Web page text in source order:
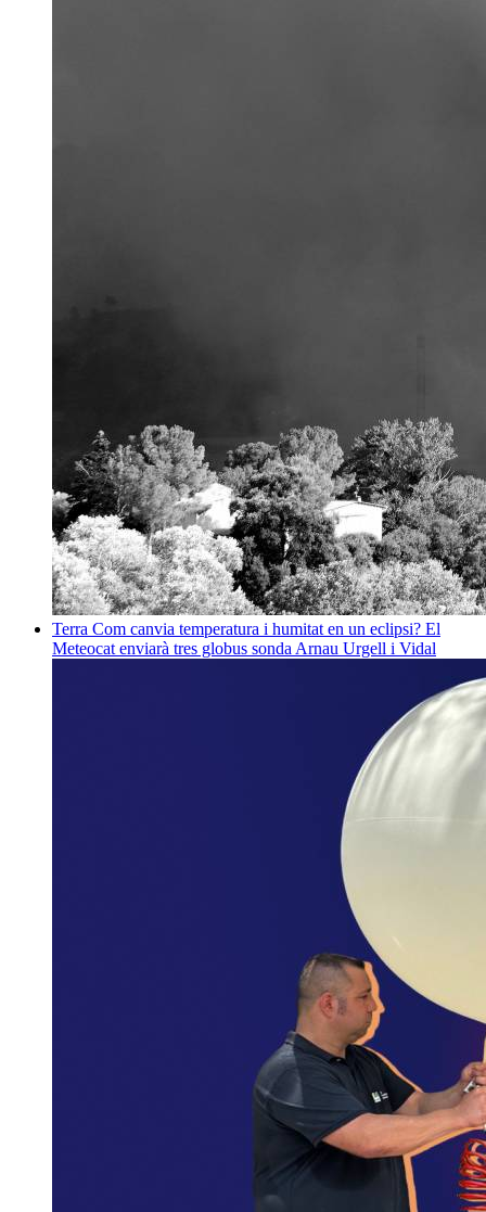
Terra Com canvia temperatura i humitat en un eclipsi? El
Meteocat enviarà tres globus sonda Arnau Urgell i Vidal